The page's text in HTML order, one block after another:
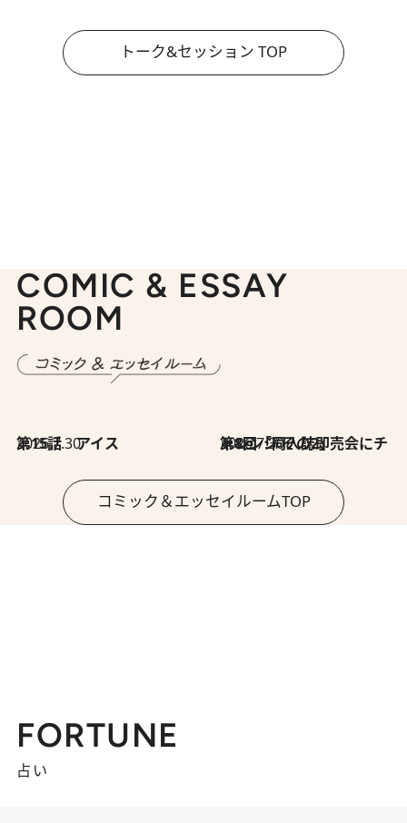
トーク&セッション TOP
COMIC & ESSAY
ROOM
2026.7.30
第15話 アイス 2026.7.30
第8回「同人誌即売会にチャレンジ その2」
コミック＆エッセイルームTOP
FORTUNE
占い